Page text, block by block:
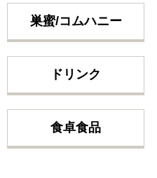
巣蜜/コムハニー
ドリンク
食卓食品